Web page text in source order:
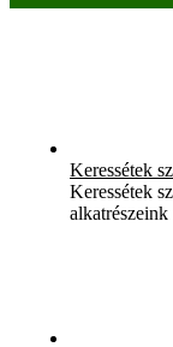
Keressétek
Keressétek